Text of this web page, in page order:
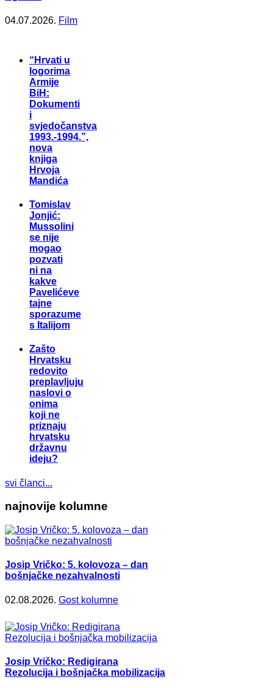
04.07.2026. Film
“Hrvati u
logorima
Armije
BiH:
Dokumenti
i
svjedočanstva
1993.-1994.”,
nova
knjiga
Hrvoja
Mandića
Tomislav
Jonjić:
Mussolini
se nije
mogao
pozvati
ni na
kakve
Pavelićeve
tajne
sporazume
s Italijom
Zašto
Hrvatsku
redovito
preplavljuju
naslovi o
onima
koji ne
priznaju
hrvatsku
državnu
ideju?
svi članci...
najnovije kolumne
Josip Vričko: 5. kolovoza – dan
bošnjačke nezahvalnosti
02.08.2026. Gost kolumne
Josip Vričko: Redigirana
Rezolucija i bošnjačka mobilizacija